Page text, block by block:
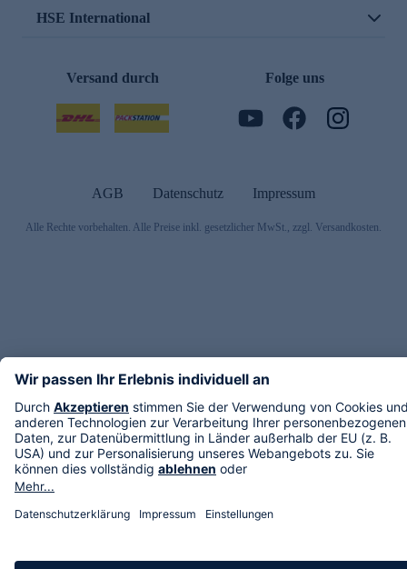
HSE International
Versand durch Folge uns
AGB Datenschutz Impressum
Alle Rechte vorbehalten. Alle Preise inkl. gesetzlicher MwSt., zzgl. Versandkosten.